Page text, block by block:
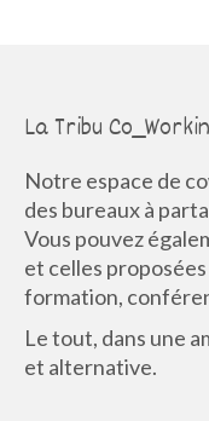
La Tribu
Notre espace de
des bureaux à
Vous pouvez
et celles
formation,
Le tout, dans une
et alternative.